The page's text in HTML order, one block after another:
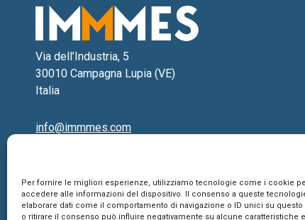
Per fornire le migliori esperienze, utilizziamo tecnologie come i cookie
accedere alle informazioni del dispositivo. Il consenso a queste
elaborare dati come il comportamento di navigazione o ID unici su
o ritirare il consenso può influire negativamente su alcune caratteristiche
Via dell’Industria, 5
30010 Campagna Lupia (VE)
Italia
info@immmes.com